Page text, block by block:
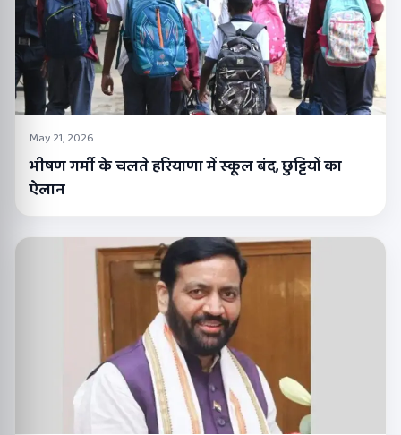
May 21, 2026
भीषण गर्मी के चलते हरियाणा में स्कूल बंद, छुट्टियों का
ऐलान